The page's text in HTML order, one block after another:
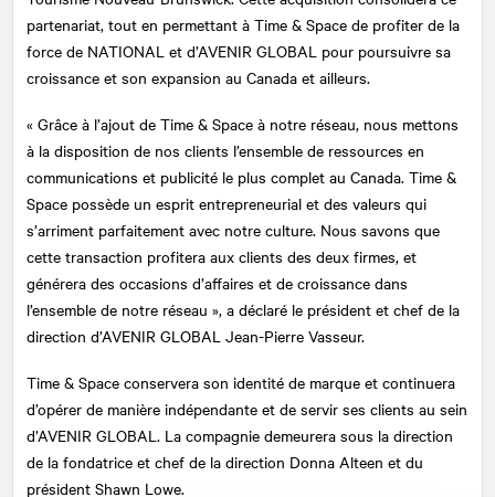
partenariat, tout en permettant à Time & Space de profiter de la
force de NATIONAL et d’AVENIR GLOBAL pour poursuivre sa
croissance et son expansion au Canada et ailleurs.
« Grâce à l’ajout de Time & Space à notre réseau, nous mettons
à la disposition de nos clients l’ensemble de ressources en
communications et publicité le plus complet au Canada. Time &
Space possède un esprit entrepreneurial et des valeurs qui
s’arriment parfaitement avec notre culture. Nous savons que
cette transaction profitera aux clients des deux firmes, et
générera des occasions d’affaires et de croissance dans
l’ensemble de notre réseau », a déclaré le président et chef de la
direction d’AVENIR GLOBAL Jean-Pierre Vasseur.
Time & Space conservera son identité de marque et continuera
d’opérer de manière indépendante et de servir ses clients au sein
d’AVENIR GLOBAL. La compagnie demeurera sous la direction
de la fondatrice et chef de la direction Donna Alteen et du
président Shawn Lowe.